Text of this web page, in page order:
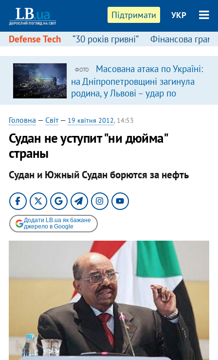
Підтримати УКР
Defense Tech “30 років гривні” Фінансова
ФОТО
Масована атака по Україні:
на Дніпропетровщині загинула
родина, у Львові – удар по
багатоповерхівках
(доповнюється)
Головна — Світ— 19 квітня 2012, 14:53
​Судан не уступит "ни дюйма"
страны
Судан и Южный Судан борются за нефть
Додати LB.ua як бажане
джерело в Google